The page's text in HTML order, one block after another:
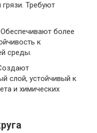
Требуют
более
к
среды.
слой, устойчивый к
и химических